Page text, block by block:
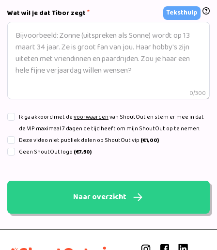
Wat wil je dat Tibor zegt* Teksthulp
0/300
Ik ga akkoord met devoorwaardenvan ShoutOut en stem er mee in dat
de VIP maximaal 7 dagen de tijd heeft om mijn ShoutOut op te nemen.
Deze video niet publiek delen op ShoutOut.vip (€1,00)
Geen ShoutOut logo (€7,50)
Naar overzicht